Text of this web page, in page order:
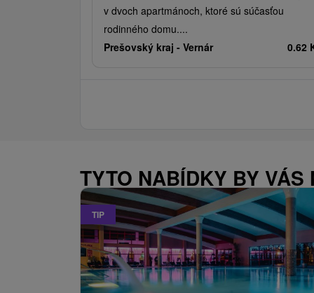
v dvoch apartmánoch, ktoré sú súčasťou
rodinného domu....
Prešovský kraj - Vernár 0.62
TYTO NABÍDKY BY VÁS
TIP